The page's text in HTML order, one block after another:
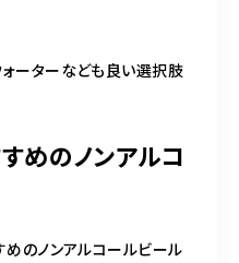
ーターなども良い選択肢
めのノンアルコ
めのノンアルコールビール